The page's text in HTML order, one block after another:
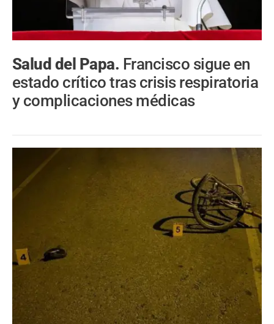
Salud del Papa. Francisco sigue en
estado crítico tras crisis respiratoria
y complicaciones médicas